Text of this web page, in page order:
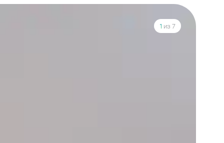
1 из 7